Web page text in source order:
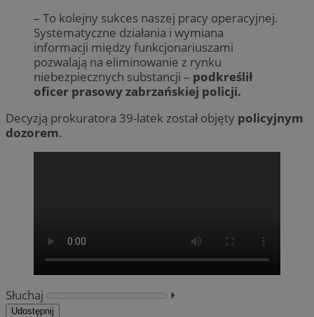
– To kolejny sukces naszej pracy operacyjnej.
Systematyczne działania i wymiana
informacji między funkcjonariuszami
pozwalają na eliminowanie z rynku
niebezpiecznych substancji – podkreślił
oficer prasowy zabrzańskiej policji.
Decyzją prokuratora 39-latek został objęty policyjnym
dozorem.
Słuchaj ⏵︎
Udostępnij